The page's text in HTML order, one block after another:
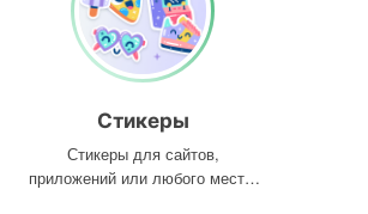
Стикеры
Стикеры для сайтов,
приложений или любого места,